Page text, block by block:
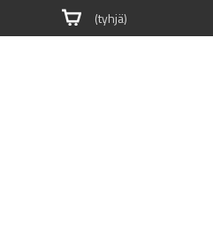
(tyhjä)